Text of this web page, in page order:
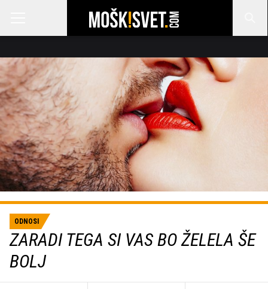
ODNOSI
ZARADI TEGA SI VAS BO ŽELELA ŠE
BOLJ